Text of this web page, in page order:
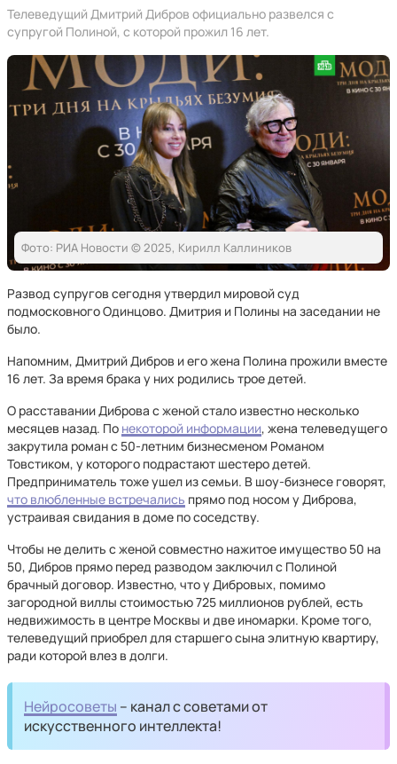
Телеведущий Дмитрий Дибров официально развелся с
супругой Полиной, с которой прожил 16 лет.
Фото: РИА Новости © 2025, Кирилл Каллиников
Развод супругов сегодня утвердил мировой суд
подмосковного Одинцово. Дмитрия и Полины на заседании не
было.
Напомним, Дмитрий Дибров и его жена Полина прожили вместе
16 лет. За время брака у них родились трое детей.
О расставании Диброва с женой стало известно несколько
месяцев назад. По некоторой информации, жена телеведущего
закрутила роман с 50-летним бизнесменом Романом
Товстиком, у которого подрастают шестеро детей.
Предприниматель тоже ушел из семьи. В шоу-бизнесе говорят,
что влюбленные встречались прямо под носом у Диброва,
устраивая свидания в доме по соседству.
Чтобы не делить с женой совместно нажитое имущество 50 на
50, Дибров прямо перед разводом заключил с Полиной
брачный договор. Известно, что у Дибровых, помимо
загородной виллы стоимостью 725 миллионов рублей, есть
недвижимость в центре Москвы и две иномарки. Кроме того,
телеведущий приобрел для старшего сына элитную квартиру,
ради которой влез в долги.
Нейросоветы – канал с советами от
искусственного интеллекта!